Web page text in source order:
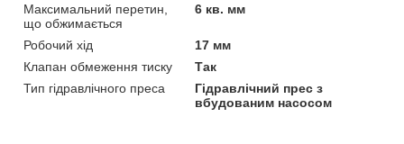
Максимальний перетин,
що обжимається
6 кв. мм
Робочий хід
17 мм
Клапан обмеження тиску
Так
Тип гідравлічного преса
Гідравлічний прес з
вбудованим насосом